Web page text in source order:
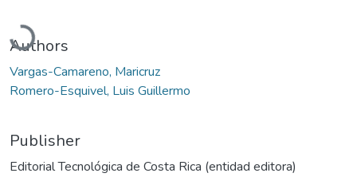
Loading...
Authors
Vargas-Camareno, Maricruz
Romero-Esquivel, Luis Guillermo
Publisher
Editorial Tecnológica de Costa Rica (entidad editora)